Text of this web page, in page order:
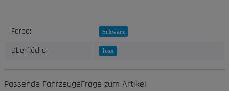
Produkteigenschaft
Wert
Farbe: Schwarz
Oberfläche: Icon
Passende FahrzeugeFrage zum Artikel